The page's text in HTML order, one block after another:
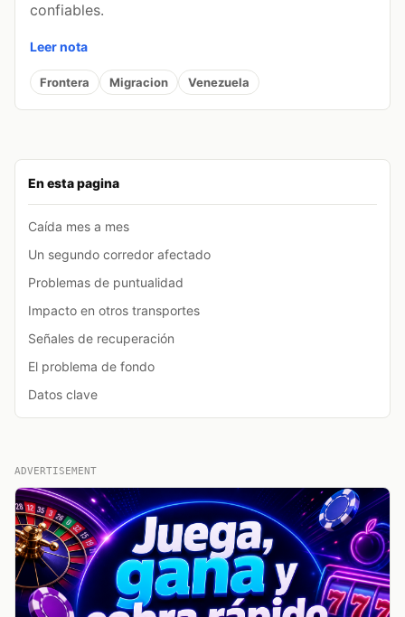
En esta pagina
Caída mes a mes
Un segundo corredor afectado
Problemas de puntualidad
Impacto en otros transportes
Señales de recuperación
El problema de fondo
Datos clave
confiables.
Leer nota
Frontera Migracion Venezuela
ADVERTISEMENT